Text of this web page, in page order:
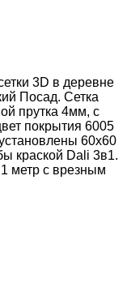
3D в деревне
Посад. Сетка
прутка 4мм, с
покрытия 6005
60х60
краской Dali 3в1.
метр с врезным